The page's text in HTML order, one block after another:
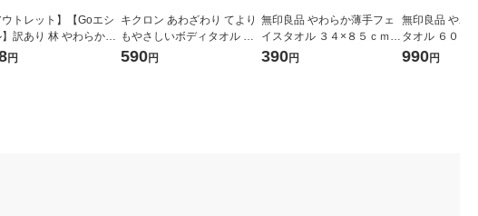
ウトレット】【Goエシ
】訳あり 林 やわらか無
スタオル フローフラ
円
キクロン あわざわり てより
もやさしいボディタオル シ
ャンパンゴールド 1枚
590円
無印良品 やわらか薄手フェ
イスタオル ３４×８５ｃｍ
グリーン 良品計画
390円
無印良品 やわ
タオル ６０×
リーン 良品計
990円